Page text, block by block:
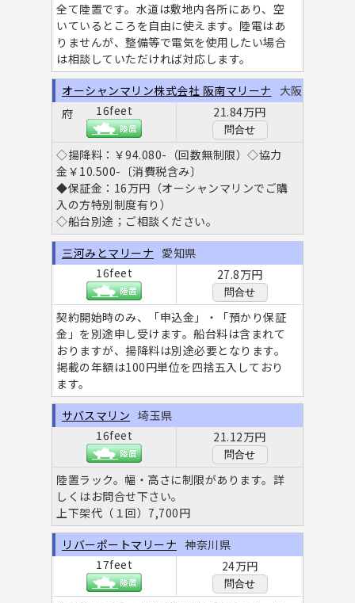
全て陸置です。水道は敷地内各所にあり、空
いているところを自由に使えます。陸電はあ
りませんが、整備等で電気を使用したい場合
は相談していただければ対応します。
16feet 21.84万円
問合せ
◇揚降料：￥94.080-（回数無制限）◇協力
金￥10.500-〔消費税含み〕
◆保証金：16万円（オーシャンマリンでご購
入の方特別制度有り）
◇船台別途；ご相談ください。
オーシャンマリン株式会社 阪南マリーナ 大阪
府
16feet 27.8万円
問合せ
契約開始時のみ、「申込金」・「預かり保証
金」を別途申し受けます。船台料は含まれて
おりますが、揚降料は別途必要となります。
掲載の年額は100円単位を四捨五入しており
ます。
三河みとマリーナ 愛知県
16feet 21.12万円
問合せ
陸置ラック。幅・高さに制限があります。詳
しくはお問合せ下さい。
上下架代（１回）7,700円
サバスマリン 埼玉県
17feet 24万円
問合せ
リバーポートマリーナ 神奈川県